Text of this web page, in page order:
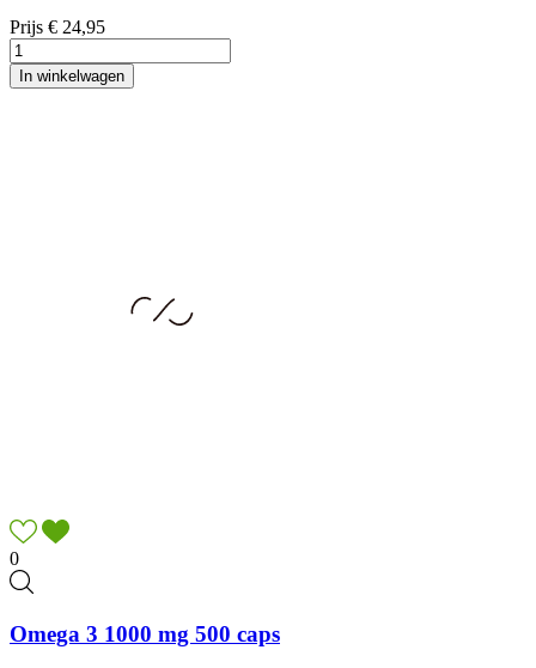
Prijs € 24,95
In winkelwagen
0
Omega 3 1000 mg 500 caps